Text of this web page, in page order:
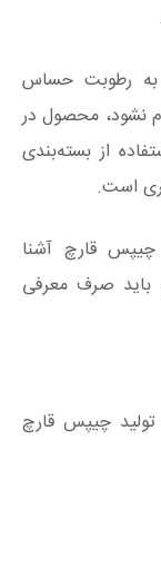
رطوبت حساس
نشود، محصول در
از بسته‌بندی
است.
قارچ آشنا
باید صرف معرفی
تولید چیپس قارچ